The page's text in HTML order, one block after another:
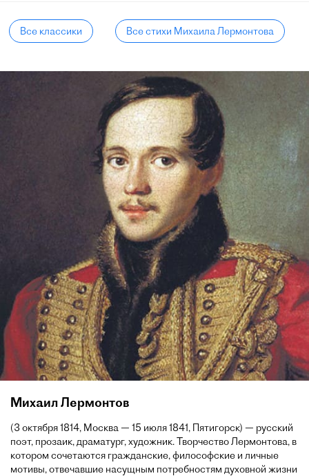
Все классики Все стихи Михаила Лермонтова
Михаил Лермонтов
(3 октября 1814, Москва — 15 июля 1841, Пятигорск) — русский
поэт, прозаик, драматург, художник. Творчество Лермонтова, в
котором сочетаются гражданские, философские и личные
мотивы, отвечавшие насущным потребностям духовной жизни